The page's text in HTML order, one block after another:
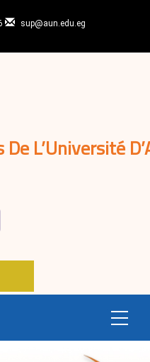
sup@aun.edu.eg
L’Université